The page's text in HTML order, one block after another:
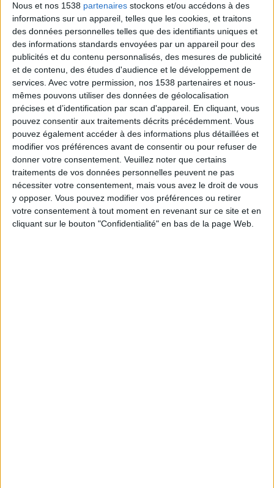
Nous et nos 1538 partenaires stockons et/ou accédons à des
informations sur un appareil, telles que les cookies, et traitons
des données personnelles telles que des identifiants uniques et
des informations standards envoyées par un appareil pour des
publicités et du contenu personnalisés, des mesures de publicité
et de contenu, des études d'audience et le développement de
services. Avec votre permission, nos 1538 partenaires et nous-
mêmes pouvons utiliser des données de géolocalisation
précises et d’identification par scan d'appareil. En cliquant, vous
pouvez consentir aux traitements décrits précédemment. Vous
pouvez également accéder à des informations plus détaillées et
modifier vos préférences avant de consentir ou pour refuser de
donner votre consentement. Veuillez noter que certains
traitements de vos données personnelles peuvent ne pas
nécessiter votre consentement, mais vous avez le droit de vous
y opposer. Vous pouvez modifier vos préférences ou retirer
votre consentement à tout moment en revenant sur ce site et en
cliquant sur le bouton "Confidentialité" en bas de la page Web.
moi qui n'aime pas cuisiner...
24:09 Moi je souhaite perdre du poids pour les
douleurs, le fait de perdre m'aide a moins avoir
mal...
Combien de kilos souhaitez-vous perdre ?
Moins de
5 kilos
De 5 à 10
kilos
Plus de
10 kilos
Webinaires en direct Voir tout
Chaque semaine, posez vos questions en live